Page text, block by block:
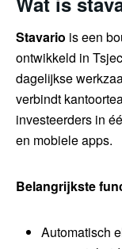
Stavario is een
ontwikkeld in
dagelijkse
verbindt
investeerders in
en mobiele apps.
Belangrijkste
Automatisch